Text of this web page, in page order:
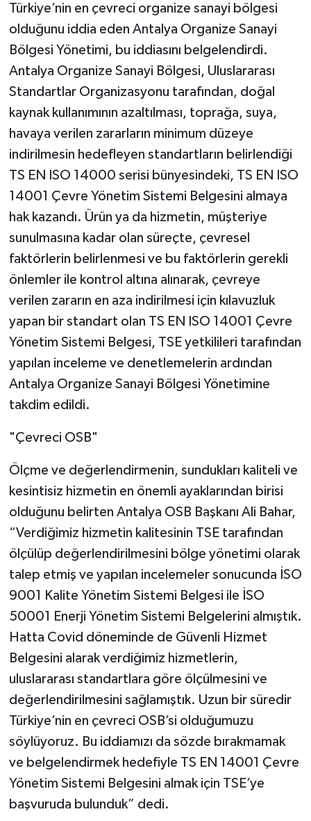
Türkiye’nin en çevreci organize sanayi bölgesi
olduğunu iddia eden Antalya Organize Sanayi
Bölgesi Yönetimi, bu iddiasını belgelendirdi.
Antalya Organize Sanayi Bölgesi, Uluslararası
Standartlar Organizasyonu tarafından, doğal
kaynak kullanımının azaltılması, toprağa, suya,
havaya verilen zararların minimum düzeye
indirilmesin hedefleyen standartların belirlendiği
TS EN ISO 14000 serisi bünyesindeki, TS EN ISO
14001 Çevre Yönetim Sistemi Belgesini almaya
hak kazandı. Ürün ya da hizmetin, müşteriye
sunulmasına kadar olan süreçte, çevresel
faktörlerin belirlenmesi ve bu faktörlerin gerekli
önlemler ile kontrol altına alınarak, çevreye
verilen zararın en aza indirilmesi için kılavuzluk
yapan bir standart olan TS EN ISO 14001 Çevre
Yönetim Sistemi Belgesi, TSE yetkilileri tarafından
yapılan inceleme ve denetlemelerin ardından
Antalya Organize Sanayi Bölgesi Yönetimine
takdim edildi.
"Çevreci OSB"
Ölçme ve değerlendirmenin, sundukları kaliteli ve
kesintisiz hizmetin en önemli ayaklarından birisi
olduğunu belirten Antalya OSB Başkanı Ali Bahar,
“Verdiğimiz hizmetin kalitesinin TSE tarafından
ölçülüp değerlendirilmesini bölge yönetimi olarak
talep etmiş ve yapılan incelemeler sonucunda İSO
9001 Kalite Yönetim Sistemi Belgesi ile İSO
50001 Enerji Yönetim Sistemi Belgelerini almıştık.
Hatta Covid döneminde de Güvenli Hizmet
Belgesini alarak verdiğimiz hizmetlerin,
uluslararası standartlara göre ölçülmesini ve
değerlendirilmesini sağlamıştık. Uzun bir süredir
Türkiye’nin en çevreci OSB’si olduğumuzu
söylüyoruz. Bu iddiamızı da sözde bırakmamak
ve belgelendirmek hedefiyle TS EN 14001 Çevre
Yönetim Sistemi Belgesini almak için TSE’ye
başvuruda bulunduk” dedi.